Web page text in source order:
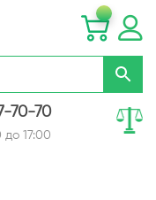
70-70
до 17:00